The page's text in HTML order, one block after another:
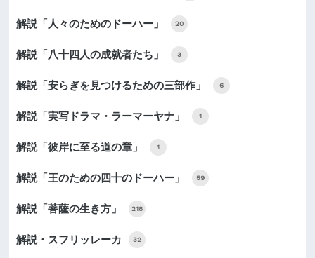
解説「人々のためのドーハー」 20
解説「八十四人の成就者たち」 3
解説「安らぎを見つけるための三部作」 6
解説「実写ドラマ・ラーマーヤナ」 1
解説「彼岸に至る道の章」 1
解説「王のための四十のドーハー」 59
解説「菩薩の生き方」 218
解説・スフリッレーカ 32